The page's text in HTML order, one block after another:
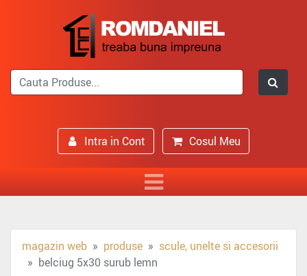
Intra in Cont Cosul Meu
magazin web produse
scule, unelte si accesorii
belciug 5x30 surub lemn